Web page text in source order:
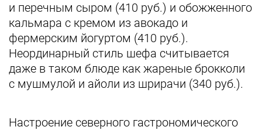
и перечным сыром (410 руб.) и обожженного
кальмара с кремом из авокадо и
фермерским йогуртом (410 руб.).
Неординарный стиль шефа считывается
даже в таком блюде как жареные брокколи
с мушмулой и айоли из шрирачи (340 руб.).
Настроение северного гастрономического